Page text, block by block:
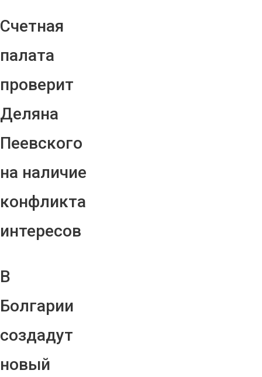
Счетная
палата
проверит
Деляна
Пеевского
на наличие
конфликта
интересов
В
Болгарии
создадут
новый